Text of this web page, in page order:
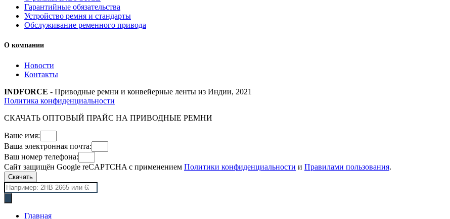
Гарантийные обязательства
Устройство ремня и стандарты
Обслуживание ременного привода
О компании
Новости
Контакты
INDFORCE - Приводные ремни и конвейерные ленты из Индии, 2021
Политика конфиденциальности
СКАЧАТЬ ОПТОВЫЙ ПРАЙС НА ПРИВОДНЫЕ РЕМНИ
Ваше имя:
Ваша электронная почта:
Ваш номер телефона:
Сайт защищён Google reCAPTCHA с применением Политики конфиденциальности и Правилами пользования.
Скачать
Поиск
товаров
Главная